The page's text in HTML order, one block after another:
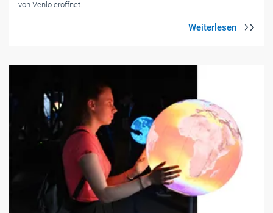
von Venlo eröffnet.